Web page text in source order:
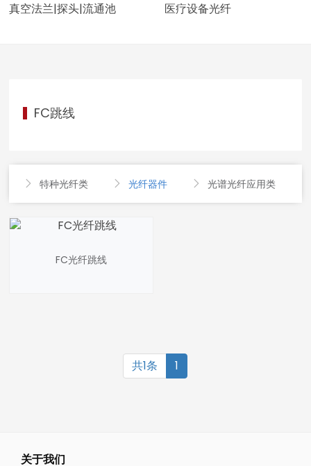
真空法兰|探头|流通池 医疗设备光纤
FC跳线
 特种光纤类  光纤器件  光谱光纤应用类
FC光纤跳线
共1条 1
关于我们